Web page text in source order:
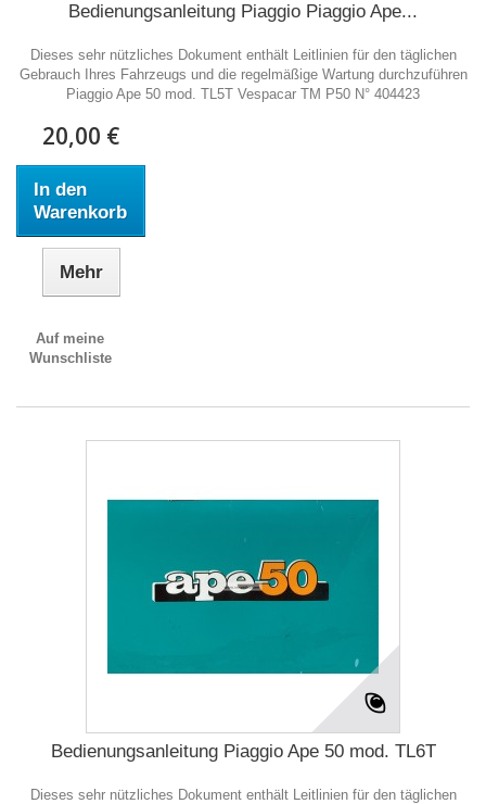
Bedienungsanleitung Piaggio Piaggio Ape...
Dieses sehr nützliches Dokument enthält Leitlinien für den täglichen
Gebrauch Ihres Fahrzeugs und die regelmäßige Wartung durchzuführen
Piaggio Ape 50 mod. TL5T Vespacar TM P50 N° 404423
20,00 €
In den
Warenkorb
Mehr
Auf meine
Wunschliste
Bedienungsanleitung Piaggio Ape 50 mod. TL6T
Dieses sehr nützliches Dokument enthält Leitlinien für den täglichen